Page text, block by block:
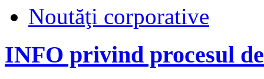
Noutăţi corporative
INFO privind procesul